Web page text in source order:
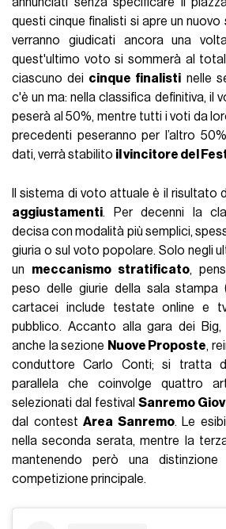
questi cinque finalisti si apre un
verranno giudicati ancora una
quest'ultimo voto si sommerà al
ciascuno dei cinque finalisti nelle
c'è un ma: nella classifica definitiva, il
peserà al 50%, mentre tutti i voti da
precedenti peseranno per l’altro
dati, verrà stabilito il vincitore del
Il sistema di voto attuale è il risultato
aggiustamenti. Per decenni la
decisa con modalità più semplici,
giuria o sul voto popolare. Solo negli
un meccanismo stratificato,
peso delle giurie della sala stampa
cartacei include testate online e
pubblico. Accanto alla gara dei
anche la sezione Nuove Proposte,
conduttore Carlo Conti; si tratta
parallela che coinvolge quattro
selezionati dal festivalSanremo
dal contestArea Sanremo. Le
nella seconda serata, mentre la
mantenendo però una
competizione principale.